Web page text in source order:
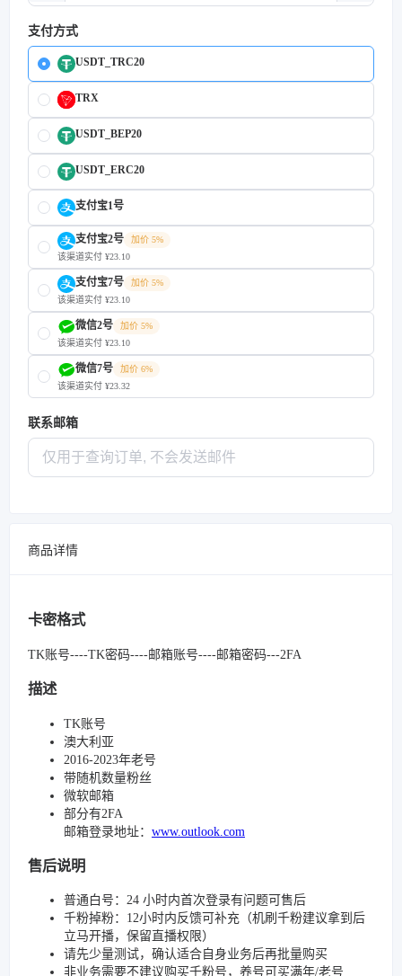
支付方式
USDT_TRC20
TRX
USDT_BEP20
USDT_ERC20
支付宝1号
支付宝2号
加价 5%
该渠道实付 ¥23.10
支付宝7号
加价 5%
该渠道实付 ¥23.10
微信2号
加价 5%
该渠道实付 ¥23.10
微信7号
加价 6%
该渠道实付 ¥23.32
联系邮箱
商品详情
卡密格式
TK账号----TK密码----邮箱账号----邮箱密码---2FA
描述
TK账号
澳大利亚
2016-2023年老号
带随机数量粉丝
微软邮箱
部分有2FA
邮箱登录地址： www.outlook.com
售后说明
普通白号：24 小时内首次登录有问题可售后
千粉掉粉：12小时内反馈可补充（机刷千粉建议拿到后
立马开播，保留直播权限）
请先少量测试，确认适合自身业务后再批量购买
非业务需要不建议购买千粉号，养号可买满年/老号